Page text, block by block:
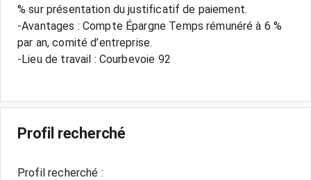
% sur présentation du justificatif de paiement.
-Avantages : Compte Épargne Temps rémunéré à 6 %
par an, comité d’entreprise.
-Lieu de travail : Courbevoie 92
Profil recherché
Profil recherché :